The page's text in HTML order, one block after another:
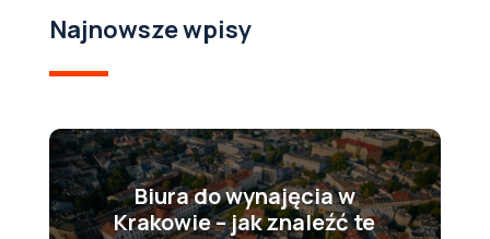
Najnowsze wpisy
Biura do wynajęcia w
Krakowie – jak znaleźć te